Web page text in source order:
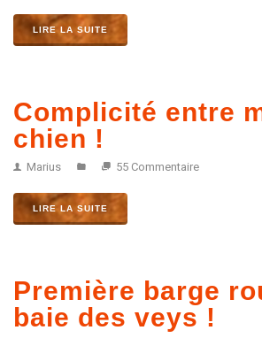
LIRE LA SUITE
Complicité entre
chien !
Marius 55 Commentaire
LIRE LA SUITE
Première barge
baie des veys !